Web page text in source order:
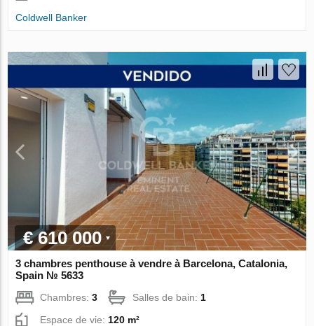
Coldwell Banker
€ 610 000
3 chambres penthouse à vendre à Barcelona, Catalonia,
Spain № 5633
Chambres:3 Salles de bain: 1
Espace de vie: 120 m²